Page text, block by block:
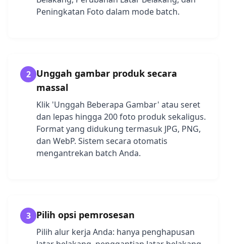
Peningkatan Foto dalam mode batch.
2 Unggah gambar produk secara
massal
Klik 'Unggah Beberapa Gambar' atau seret
dan lepas hingga 200 foto produk sekaligus.
Format yang didukung termasuk JPG, PNG,
dan WebP. Sistem secara otomatis
mengantrekan batch Anda.
3 Pilih opsi pemrosesan
Pilih alur kerja Anda: hanya penghapusan